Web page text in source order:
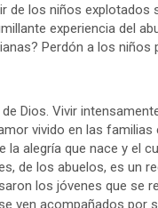
de los niños explotados
experiencia del
Perdón a los niños
Dios. Vivir
vivido en las familias
la alegría que nace y el
de los abuelos, es un
los jóvenes que se
ven acompañados por